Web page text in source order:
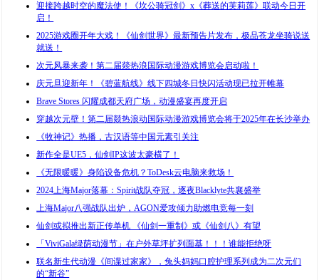
迎接跨越时空的魔法使！《坎公骑冠剑》x《葬送的芙莉莲》联动今日开
启！
2025游戏圈开年大戏！《仙剑世界》最新预告片发布，极品苍龙坐骑说送
就送！
次元风暴来袭！第二届燚热浪国际动漫游戏博览会启动啦！
庆元旦迎新年！《碧蓝航线》线下四城冬日快闪活动现已拉开帷幕
Brave Stores 闪耀成都天府广场，动漫盛宴再度开启
穿越次元壁！第二届燚热浪动国际动漫游戏博览会将于2025年在长沙举办
《牧神记》热播，古汉语等中国元素引关注
新作全是UE5，仙剑IP这波太豪横了！
《无限暖暖》身陷设备危机？ToDesk云电脑来救场！
2024上海Major落幕：Spirit战队夺冠，逐夜Blacklyte共襄盛举
上海Major八强战队出炉，AGON爱攻倾力助燃电竞每一刻
仙剑或拟推出新正传单机 《仙剑一重制》或《仙剑八》有望
「ViviGala绿荫动漫节」在户外草坪扩列面基！！！谁能拒绝呀
联名新生代动漫《间谍过家家》，兔头妈妈口腔护理系列成为二次元们
的“新谷”